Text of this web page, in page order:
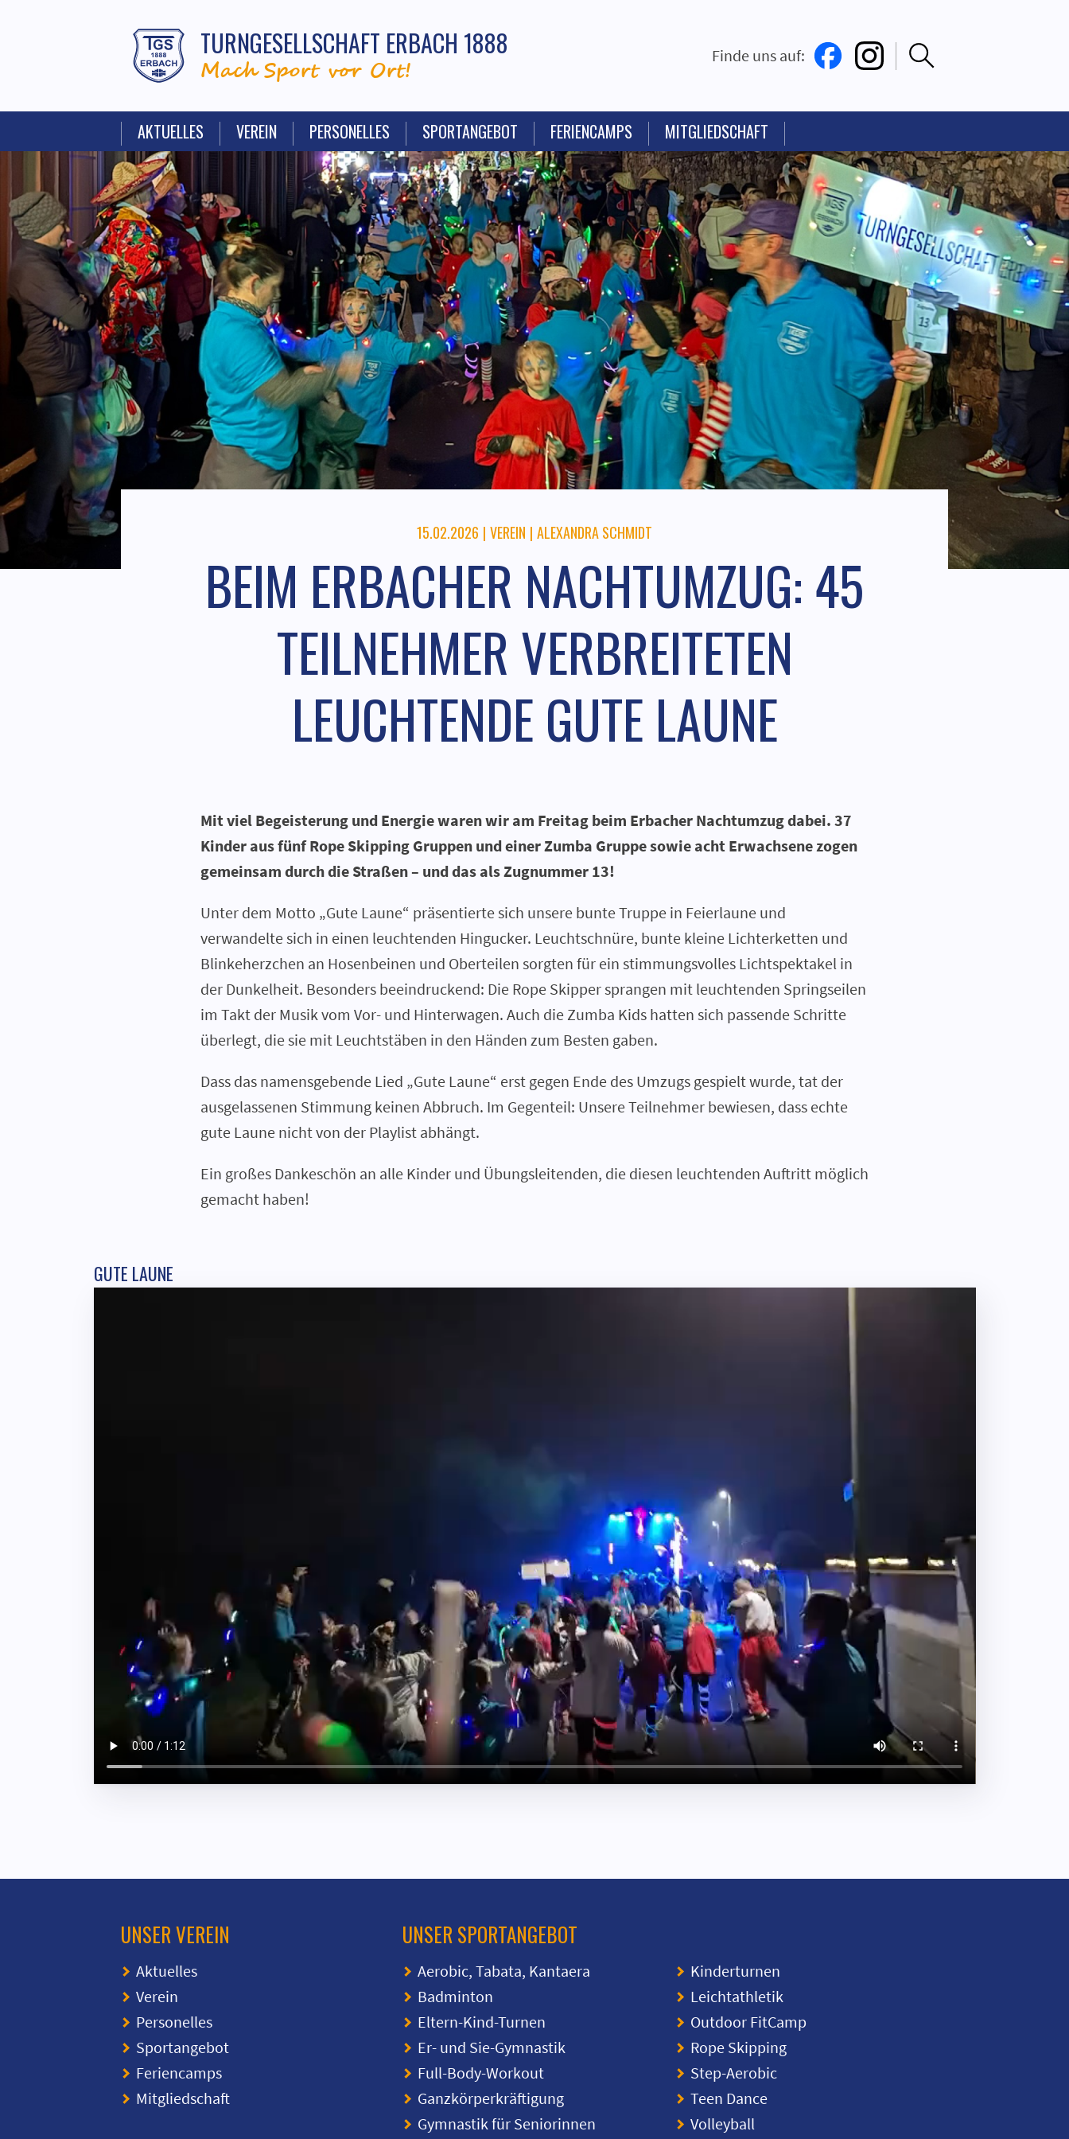
BEIM ERBACHER NACHTUMZUG: 45
TEILNEHMER VERBREITETEN
LEUCHTENDE GUTE LAUNE
15.02.2026 | VEREIN | ALEXANDRA SCHMIDT
Mit viel Begeisterung und Energie waren wir am Freitag beim Erbacher Nachtumzug dabei. 37
Kinder aus fünf Rope Skipping Gruppen und einer Zumba Gruppe sowie acht Erwachsene zogen
gemeinsam durch die Straßen – und das als Zugnummer 13!
Unter dem Motto „Gute Laune“ präsentierte sich unsere bunte Truppe in Feierlaune und
verwandelte sich in einen leuchtenden Hingucker. Leuchtschnüre, bunte kleine Lichterketten und
Blinkeherzchen an Hosenbeinen und Oberteilen sorgten für ein stimmungsvolles Lichtspektakel in
der Dunkelheit. Besonders beeindruckend: Die Rope Skipper sprangen mit leuchtenden Springseilen
im Takt der Musik vom Vor- und Hinterwagen. Auch die Zumba Kids hatten sich passende Schritte
überlegt, die sie mit Leuchtstäben in den Händen zum Besten gaben.
Dass das namensgebende Lied „Gute Laune“ erst gegen Ende des Umzugs gespielt wurde, tat der
ausgelassenen Stimmung keinen Abbruch. Im Gegenteil: Unsere Teilnehmer bewiesen, dass echte
gute Laune nicht von der Playlist abhängt.
Ein großes Dankeschön an alle Kinder und Übungsleitenden, die diesen leuchtenden Auftritt möglich
gemacht haben!
GUTE LAUNE
TURNGESELLSCHAFT ERBACH 1888
Mach Sport vor Ort!
Finde uns auf:
AKTUELLES VEREIN PERSONELLES SPORTANGEBOT FERIENCAMPS MITGLIEDSCHAFT
UNSER VEREIN
Aktuelles
Verein
Personelles
Sportangebot
Feriencamps
Mitgliedschaft
UNSER SPORTANGEBOT
Aerobic, Tabata, Kantaera
Badminton
Eltern-Kind-Turnen
Er- und Sie-Gymnastik
Full-Body-Workout
Ganzkörperkräftigung
Gymnastik für Seniorinnen
Kinderturnen
Leichtathletik
Outdoor FitCamp
Rope Skipping
Step-Aerobic
Teen Dance
Volleyball